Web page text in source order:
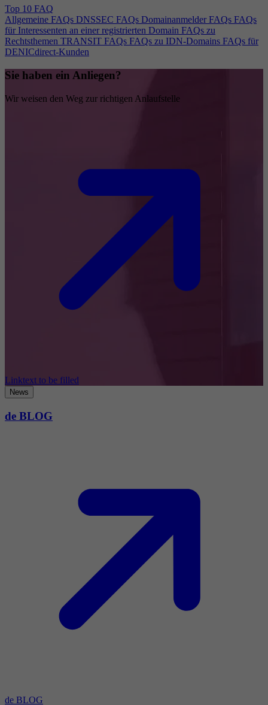
Top 10 FAQ
Allgemeine FAQs DNSSEC FAQs Domainanmelder FAQs FAQs
für Interessenten an einer registrierten Domain FAQs zu
Rechtsthemen TRANSIT FAQs FAQs zu IDN-Domains FAQs für
DENICdirect-Kunden
Sie haben ein Anliegen?
Wir weisen den Weg zur richtigen Anlaufstelle
Linktext to be filled
News
de BLOG
de BLOG